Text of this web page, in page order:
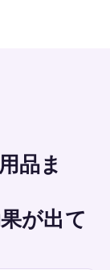
品ま
が出て